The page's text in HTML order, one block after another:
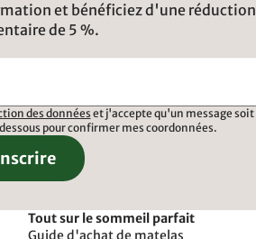
et bénéficiez d'une réduction
de 5 %.
des donnéeset j'accepte qu'un message soit
pour confirmer mes coordonnées.
Tout sur le sommeil parfait
Guide d'achat de matelas